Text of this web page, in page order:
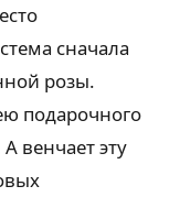
сначала
розы.
подарочного
венчает эту